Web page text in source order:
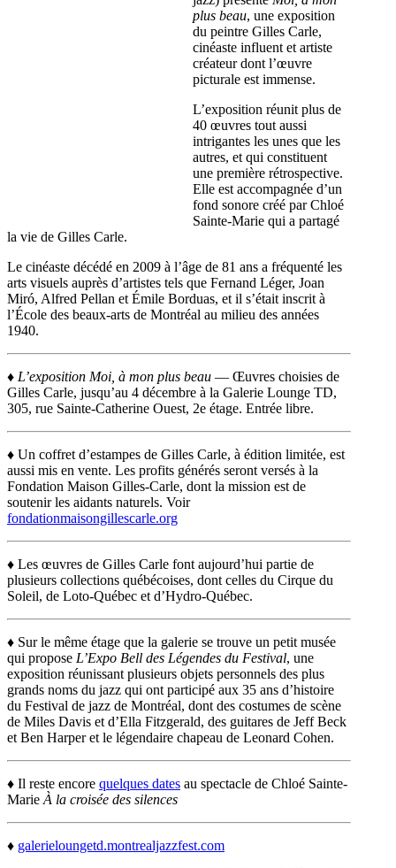
plus beau, une exposition
du peintre Gilles Carle,
cinéaste influent et artiste
créateur dont l’œuvre
picturale est immense.
L’exposition réunit plus de
40 œuvres tout aussi
intrigantes les unes que les
autres, et qui constituent
une première rétrospective.
Elle est accompagnée d’un
fond sonore créé par Chloé
Sainte-Marie qui a partagé
la vie de Gilles Carle.
Le cinéaste décédé en 2009 à l’âge de 81 ans a fréquenté les
arts visuels auprès d’artistes tels que Fernand Léger, Joan
Miró, Alfred Pellan et Émile Borduas, et il s’était inscrit à
l’École des beaux-arts de Montréal au milieu des années
1940.
♦ L’exposition Moi, à mon plus beau — Œuvres choisies de
Gilles Carle, jusqu’au 4 décembre à la Galerie Lounge TD,
305, rue Sainte-Catherine Ouest, 2e étage. Entrée libre.
♦ Un coffret d’estampes de Gilles Carle, à édition limitée, est
aussi mis en vente. Les profits générés seront versés à la
Fondation Maison Gilles-Carle, dont la mission est de
soutenir les aidants naturels. Voir
fondationmaisongillescarle.org
♦ Les œuvres de Gilles Carle font aujourd’hui partie de
plusieurs collections québécoises, dont celles du Cirque du
Soleil, de Loto-Québec et d’Hydro-Québec.
♦ Sur le même étage que la galerie se trouve un petit musée
qui propose L’Expo Bell des Légendes du Festival, une
exposition réunissant plusieurs objets personnels des plus
grands noms du jazz qui ont participé aux 35 ans d’histoire
du Festival de jazz de Montréal, dont des costumes de scène
de Miles Davis et d’Ella Fitzgerald, des guitares de Jeff Beck
et Ben Harper et le légendaire chapeau de Leonard Cohen.
♦ Il reste encore quelques dates au spectacle de Chloé Sainte-
Marie À la croisée des silences
♦ galerieloungetd.montrealjazzfest.com